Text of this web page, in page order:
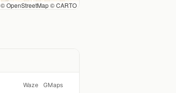
© OpenStreetMap © CARTO
Waze GMaps